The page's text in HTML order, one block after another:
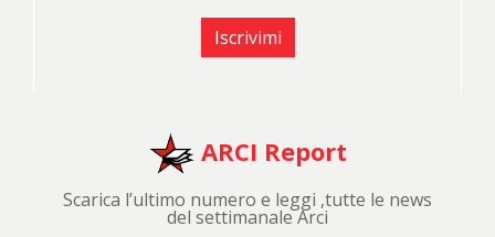
Iscrivimi
ARCI Report
Scarica l’ultimo numero e leggi ,tutte le news
del settimanale Arci